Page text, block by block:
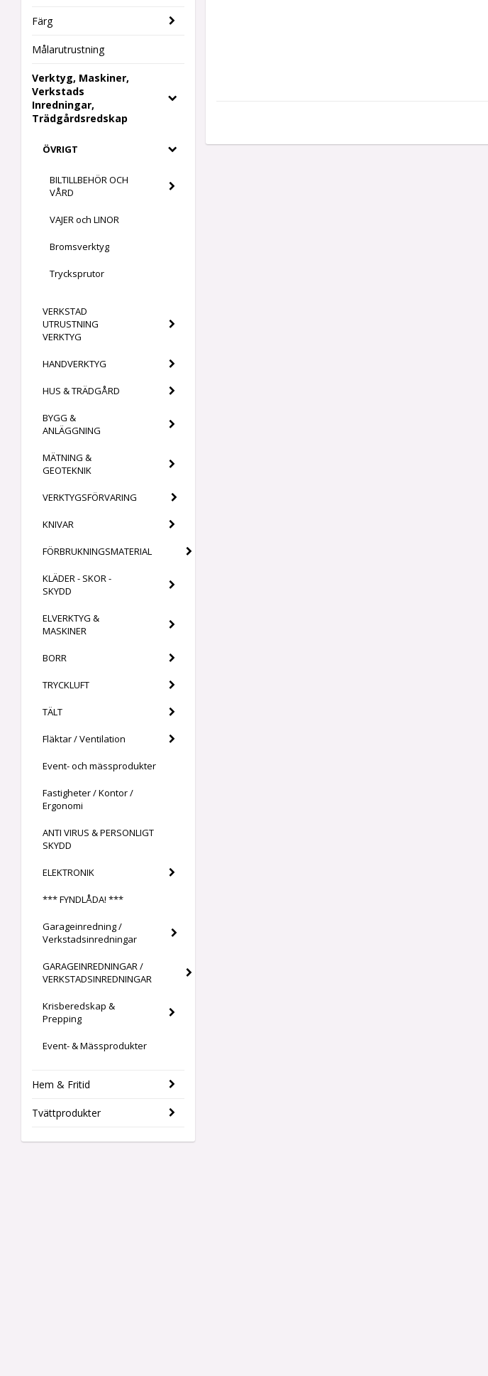
Färg
Målarutrustning
Verktyg, Maskiner,
Verkstads
Inredningar,
Trädgårdsredskap
ÖVRIGT
BILTILLBEHÖR OCH
VÅRD
VAJER och LINOR
Bromsverktyg
Trycksprutor
VERKSTAD
UTRUSTNING
VERKTYG
HANDVERKTYG
HUS & TRÄDGÅRD
BYGG &
ANLÄGGNING
MÄTNING &
GEOTEKNIK
VERKTYGSFÖRVARING
KNIVAR
FÖRBRUKNINGSMATERIAL
KLÄDER - SKOR -
SKYDD
ELVERKTYG &
MASKINER
BORR
TRYCKLUFT
TÄLT
Fläktar / Ventilation
Event- och mässprodukter
Fastigheter / Kontor /
Ergonomi
ANTI VIRUS & PERSONLIGT
SKYDD
ELEKTRONIK
*** FYNDLÅDA! ***
Garageinredning /
Verkstadsinredningar
GARAGEINREDNINGAR /
VERKSTADSINREDNINGAR
Krisberedskap &
Prepping
Event- & Mässprodukter
Hem & Fritid
Tvättprodukter